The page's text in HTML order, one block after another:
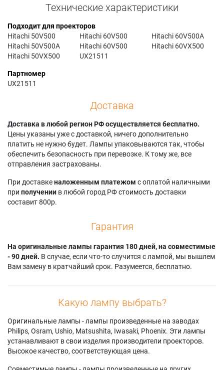
Технические характеристики
Подходит для проекторов
Hitachi 50V500
Hitachi 50V500A
Hitachi 50VX500
Hitachi 60V500
Hitachi 60V500
UX21511
Hitachi 60V500A
Hitachi 60VX500
Партномер
UX21511
Доставка
Доставка в любой регион РФ осуществляется бесплатно.
Цены указаны уже с доставкой, ничего дополнительно
платить не нужно будет. Лампы упаковываются так, чтобы
обеспечить безопасность при перевозке. К тому же, все
отправления застрахованы.
При доставкеналоженным платежом с оплатой наличными
при получении в любой город РФ стоимость доставки
составит 800р.
Гарантия
На оригинальные лампы гарантия 180 дней, на совместимые
- 90 дней. В случае, если что-то случится с лампой, мы вышлем
Вам замену в кратчайший срок. Разумеется, бесплатно.
Какую лампу выбрать?
Оригинальные лампы - лампы произведенные на заводах
Philips, Osram, Ushio, Matsushita, Iwasaki, Phoenix. Эти лампы
устанавливают в свои изделия производители проекторов.
Высокое качество, соответствующая цена.